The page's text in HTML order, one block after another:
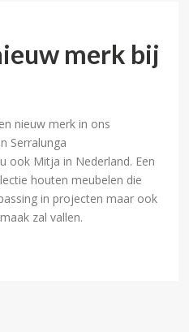
merk bij
nieuw merk in ons
Serralunga
ook Mitja in Nederland. Een
houten meubelen die
in projecten maar ook
zal vallen.